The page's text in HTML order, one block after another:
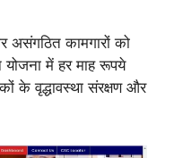
असंगठित कामगारों को
योजना में हर माह रूपये
के वृद्धावस्था संरक्षण और